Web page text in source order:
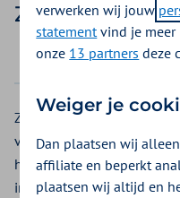
Zilveren Kruis
2025 2026
Zorg aan huis (thuiszorg)
verpleegkundige of
hulp bij het aankleden en
injecties en verzorgen
verwerken wij jouw
statementvind je meer
onze 13 partners deze
Weiger je
Dan plaatsen wij
affiliate en beperkt
plaatsen wij altijd en